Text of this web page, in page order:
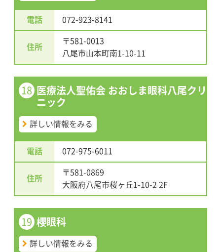
電話 072-923-8141
住所
〒581-0013
八尾市山本町南1-10-11
18
医療法人聖佑会 おおしま眼科八尾クリ
ニック
詳しい情報をみる
電話 072-975-6011
住所
〒581-0869
大阪府八尾市桜ヶ丘1-10-2 2F
19 櫻眼科
詳しい情報をみる